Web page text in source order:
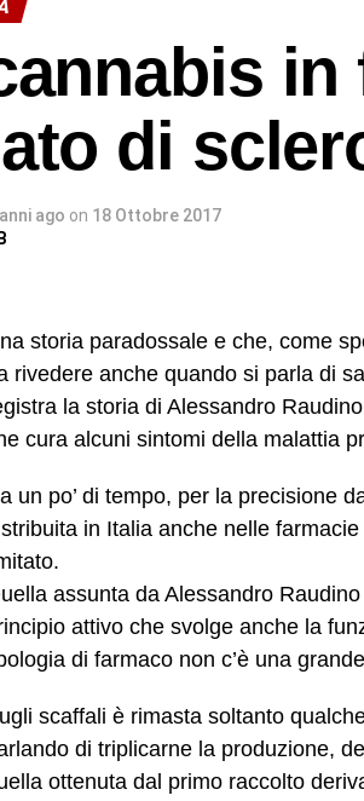
in
di
ago on 18 Ottobre 2017
storia paradossale e che, come
rivedere anche quando si parla di
la storia di Alessandro
cura alcuni sintomi della malattia
un po’ di tempo, per la precisione
in Italia anche nelle
assunta da Alessandro
attivo che svolge anche la
di farmaco non c’è una
scaffali è rimasta soltanto
di triplicarne la produzione,
ottenuta dal primo raccolto